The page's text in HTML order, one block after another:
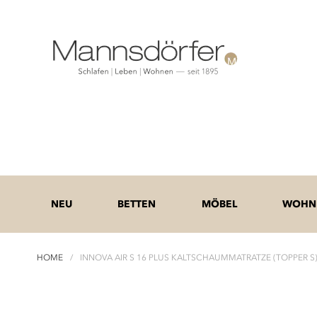
NEU BETTEN MÖBEL
HOME INNOVA AIR S 16 PLUS KALTSCHAUMMATRATZE (TOPPER